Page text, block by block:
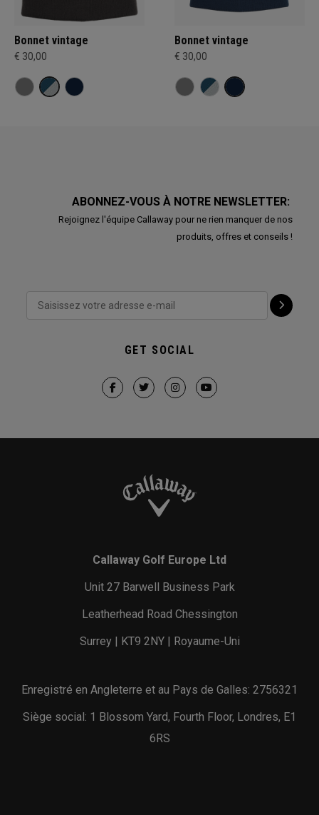
Bonnet vintage
€ 30,00
Bonnet vintage
€ 30,00
ABONNEZ-VOUS À NOTRE NEWSLETTER:
Rejoignez l'équipe Callaway pour ne rien manquer de nos
produits, offres et conseils !
GET SOCIAL
Callaway Golf Europe Ltd
Unit 27 Barwell Business Park
Leatherhead Road Chessington
Surrey | KT9 2NY | Royaume-Uni
Enregistré en Angleterre et au Pays de Galles: 2756321
Siège social: 1 Blossom Yard, Fourth Floor, Londres, E1
6RS